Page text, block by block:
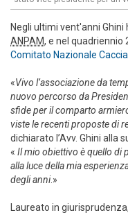
Negli ultimi vent'anni
ANPAM, e nel quadriennio
Comitato Nazionale
«Vivo l’associazioneda
nuovo percorso da
sfideperilcomparto
vistelerecentipropostedi
dichiarato l’Avv. Ghini alla
« Ilmio obiettivo èquello di
allalucedellamia
deglianni.»
Laureato in